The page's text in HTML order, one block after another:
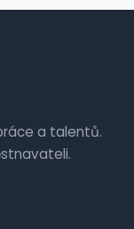
a talentů.